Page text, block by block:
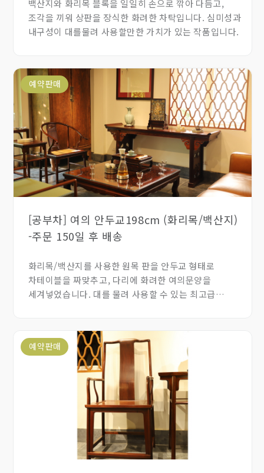
백산지와 화리목 블록을 일일히 손으로 깎아 다듬고,
조각을 끼워 상판을 장식한 화려한 차탁입니다. 심미성과
내구성이 대를물려 사용할만한 가치가 있는 작품입니다.
예약판매
[공부차] 여의 안두교198cm (화리목/백산지)
-주문 150일 후 배송
화리목/백산지를 사용한 원목 판을 안두교 형태로
차테이블을 짜맞추고, 다리에 화려한 여의문양을
세겨넣었습니다. 대를 물려 사용할 수 있는 최고급
예약판매